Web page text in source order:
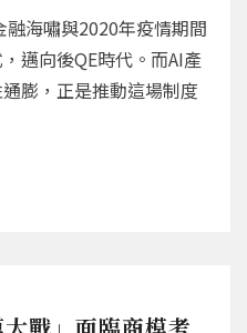
海嘯與2020年疫情期間
邁向後QE時代。而AI產
膨，正是推動這場制度